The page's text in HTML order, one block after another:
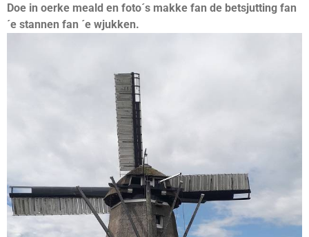
Doe in oerke meald en foto´s makke fan de betsjutting fan
´e stannen fan ´e wjukken.